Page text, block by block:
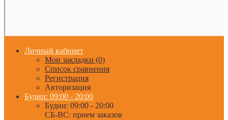
Личный кабинет
Мои закладки (0)
Список сравнения
Регистрация
Авторизация
Будни: 09:00 - 20:00
Будни: 09:00 - 20:00
СБ-ВС: прием заказов